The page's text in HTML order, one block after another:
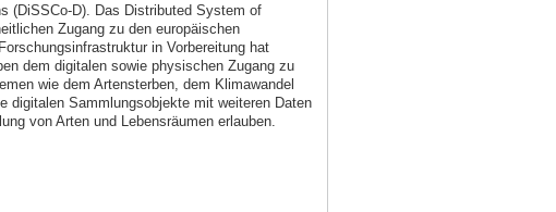
(DiSSCo-D). Das Distributed System of
Zugang zu den europäischen
in Vorbereitung hat
dem digitalen sowie physischen Zugang zu
wie dem Artensterben, dem Klimawandel
digitalen Sammlungsobjekte mit weiteren Daten
von Arten und Lebensräumen erlauben.